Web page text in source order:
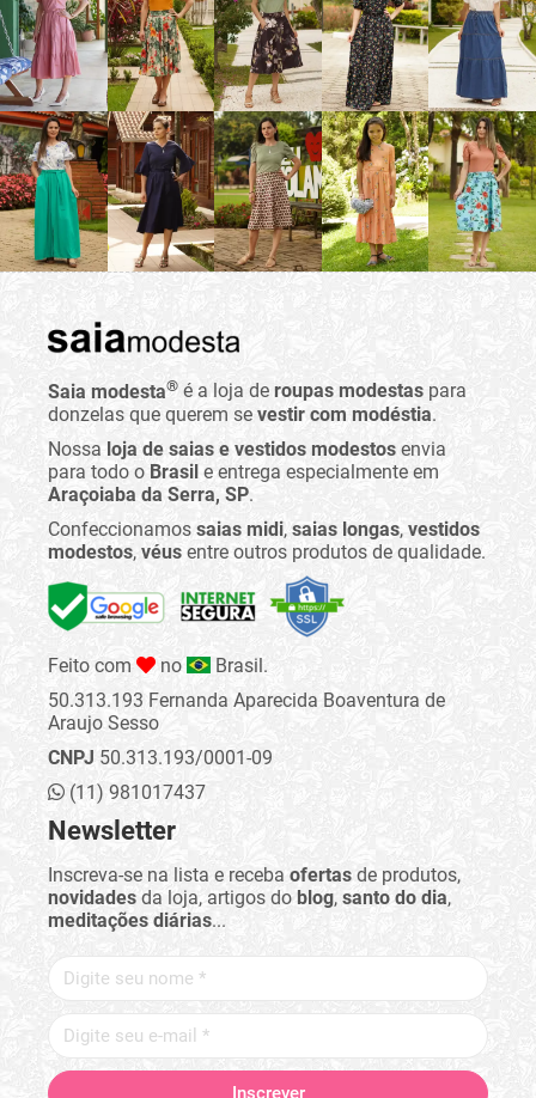
Saia modesta® é a loja de roupas modestas para
donzelas que querem se vestir com modéstia.
Nossa loja de saias e vestidos modestos envia
para todo o Brasil e entrega especialmente em
Araçoiaba da Serra, SP.
Confeccionamos saias midi, saias longas, vestidos
modestos, véus entre outros produtos de qualidade.
Feito com no
Brasil.
50.313.193 Fernanda Aparecida Boaventura de
Araujo Sesso
CNPJ 50.313.193/0001-09
(11) 981017437
Newsletter
Inscreva-se na lista e receba ofertas de produtos,
novidades da loja, artigos do blog, santo do dia,
meditações diárias...